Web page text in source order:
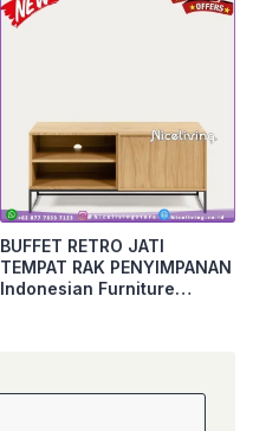
BUFFET RETRO JATI
TEMPAT RAK PENYIMPANAN
Indonesian Furniture